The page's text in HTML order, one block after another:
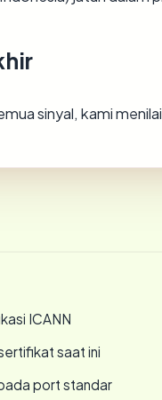
sinyal, kami menilai
ICANN
saat ini
port standar